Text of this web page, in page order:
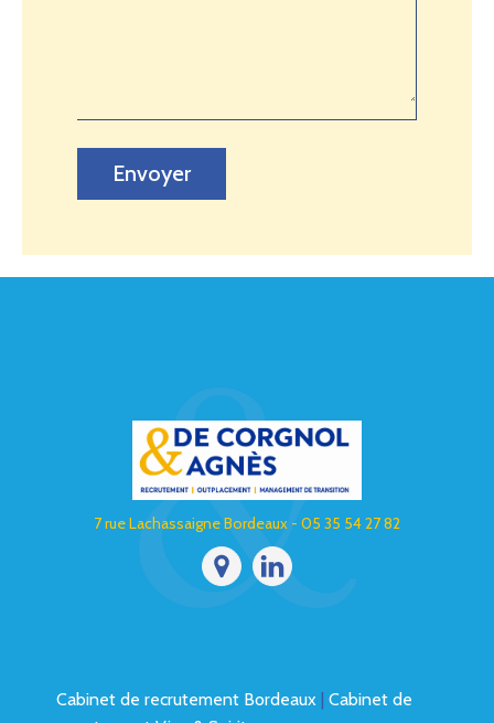
Envoyer
7 rue Lachassaigne Bordeaux - 05 35 54 27 82
Cabinet de recrutement Bordeaux |Cabinet de